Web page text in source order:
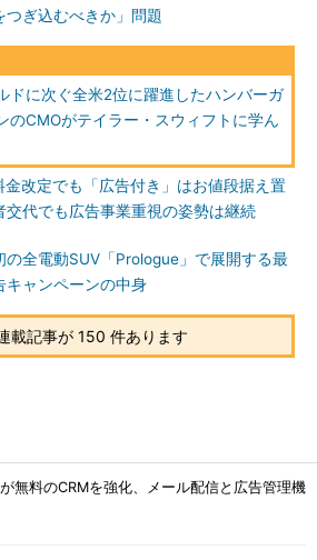
つぎ込むべきか」問題
ドに次ぐ全米2位に躍進したハンバーガ
のCMOがテイラー・スウィフトに学ん
金改定でも「広告付き」はお値段据え置
代でも広告事業重視の姿勢は継続
の全電動SUV「Prologue」で展開する最
キャンペーンの中身
載記事が 150 件あります
無料のCRMを強化、メール配信と広告管理機